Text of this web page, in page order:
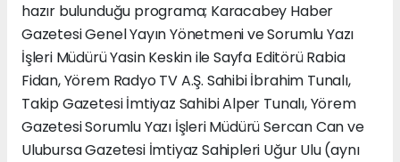
hazır bulunduğu programa; Karacabey Haber
Gazetesi Genel Yayın Yönetmeni ve Sorumlu Yazı
İşleri Müdürü Yasin Keskin ile Sayfa Editörü Rabia
Fidan, Yörem Radyo TV A.Ş. Sahibi İbrahim Tunalı,
Takip Gazetesi İmtiyaz Sahibi Alper Tunalı, Yörem
Gazetesi Sorumlu Yazı İşleri Müdürü Sercan Can ve
Ulubursa Gazetesi İmtiyaz Sahipleri Uğur Ulu (aynı